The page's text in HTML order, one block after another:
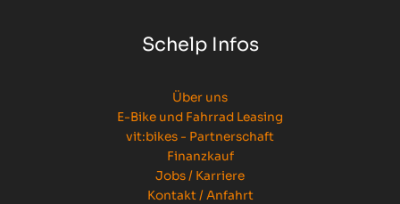
Schelp Infos
Über uns
E-Bike und Fahrrad Leasing
vit:bikes - Partnerschaft
Finanzkauf
Jobs / Karriere
Kontakt / Anfahrt